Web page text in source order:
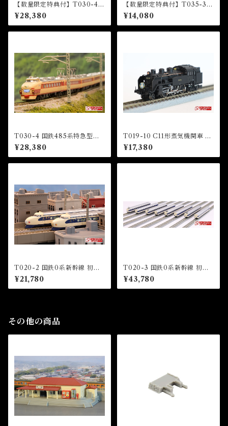
【数量限定特典付】T030-4 4
85系特急型車両 初期形 5両基
本セット『サンポート高松』
HM付 (485 LIMITED EXP
¥28,380
【数量限定特典付】T035-3 E
F65形電気機関車1000番代
『瀬戸』HM付 (EF65 1000
Electric Locomotive “Set
¥14,080
T030-4 国鉄485系特急型車
両 初期形 雷鳥 国鉄色 5両基本
セット (JNR 485 LIMITED
EXPRESS "RAICHO" JNR
¥28,380
T019-10 C11形蒸気機関車 12
3号機 東武鉄道SL「大樹」 タ
イプ (TOBU Railway C11 St
eam Locomotive Number 1
¥17,380
T020-2 国鉄0系新幹線 初期
型「ひかり」4両基本セット (J
NR Series 0 shinkansen HI
KARI” 4 Cars Basic Set)
¥21,780
T020-3 国鉄0系新幹線 初期
型「ひかり」8両増結セット (J
NR Series 0 shinkansen HI
KARI” 8 Cars Extension Se
¥43,780
その他の商品